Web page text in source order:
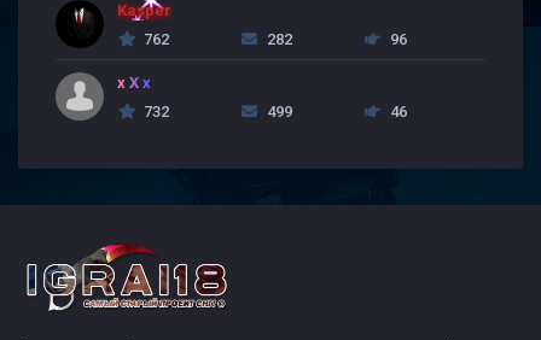
Kasper
762
282 96
x X x
732
499 46